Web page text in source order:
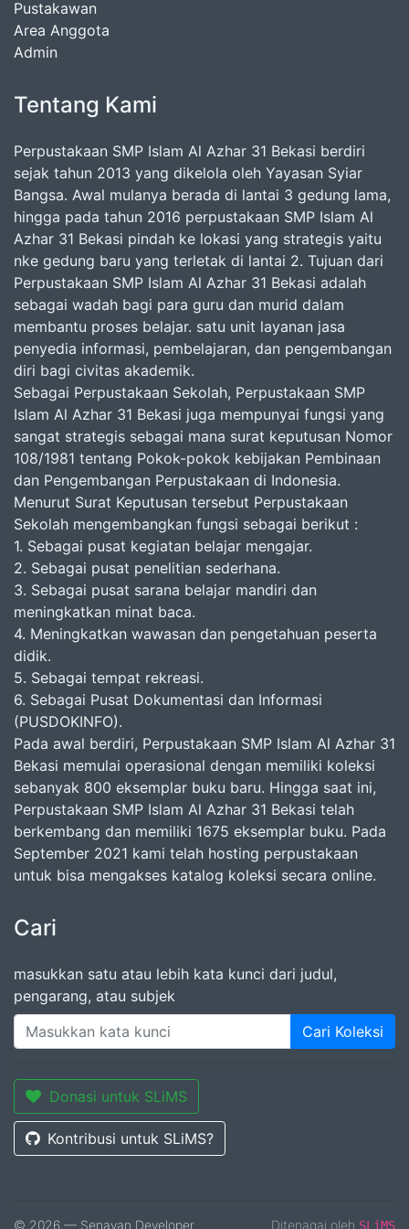
Pustakawan
Area Anggota
Admin
Tentang Kami
Perpustakaan SMP Islam Al Azhar 31 Bekasi berdiri
sejak tahun 2013 yang dikelola oleh Yayasan Syiar
Bangsa. Awal mulanya berada di lantai 3 gedung lama,
hingga pada tahun 2016 perpustakaan SMP Islam Al
Azhar 31 Bekasi pindah ke lokasi yang strategis yaitu
nke gedung baru yang terletak di lantai 2. Tujuan dari
Perpustakaan SMP Islam Al Azhar 31 Bekasi adalah
sebagai wadah bagi para guru dan murid dalam
membantu proses belajar. satu unit layanan jasa
penyedia informasi, pembelajaran, dan pengembangan
diri bagi civitas akademik.
Sebagai Perpustakaan Sekolah, Perpustakaan SMP
Islam Al Azhar 31 Bekasi juga mempunyai fungsi yang
sangat strategis sebagai mana surat keputusan Nomor
108/1981 tentang Pokok-pokok kebijakan Pembinaan
dan Pengembangan Perpustakaan di Indonesia.
Menurut Surat Keputusan tersebut Perpustakaan
Sekolah mengembangkan fungsi sebagai berikut :
1. Sebagai pusat kegiatan belajar mengajar.
2. Sebagai pusat penelitian sederhana.
3. Sebagai pusat sarana belajar mandiri dan
meningkatkan minat baca.
4. Meningkatkan wawasan dan pengetahuan peserta
didik.
5. Sebagai tempat rekreasi.
6. Sebagai Pusat Dokumentasi dan Informasi
(PUSDOKINFO).
Pada awal berdiri, Perpustakaan SMP Islam Al Azhar 31
Bekasi memulai operasional dengan memiliki koleksi
sebanyak 800 eksemplar buku baru. Hingga saat ini,
Perpustakaan SMP Islam Al Azhar 31 Bekasi telah
berkembang dan memiliki 1675 eksemplar buku. Pada
September 2021 kami telah hosting perpustakaan
untuk bisa mengakses katalog koleksi secara online.
Cari
masukkan satu atau lebih kata kunci dari judul,
pengarang, atau subjek
Cari Koleksi
Donasi untuk SLiMS
Kontribusi untuk SLiMS?
© 2026 — Senayan Developer
Ditenagai oleh SLiMS